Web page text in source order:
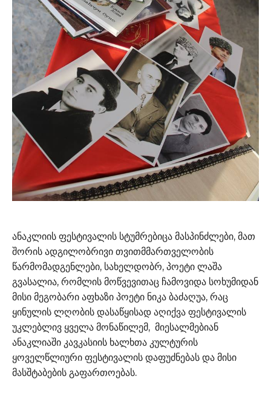
ანაკლიის ფესტივალის სტუმრებიცა მასპინძლები, მათ
შორის ადგილობრივი თვითმმართველობის
წარმომადგენლები, სახელდობრ, პოეტი ლაშა
გვასალია, რომლის მოწვევითაც ჩამოვიდა სოხუმიდან
მისი მეგობარი აფხაზი პოეტი ნიკა ბაძაღუა, რაც
ყინულის ლღობის დასაწყისად აღიქვა ფესტივალის
უკლებლივ ყველა მონაწილემ, მიესალმებიან
ანაკლიაში კავკასიის ხალხთა კულტურის
ყოველწლიური ფესტივალის დაფუძნებას და მისი
მასშტაბების გაფართოებას.